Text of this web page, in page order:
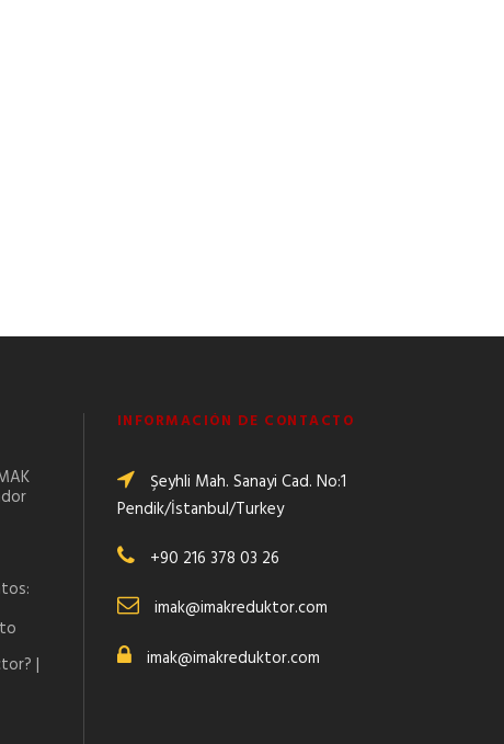
|
INFORMACIÓN DE CONTACTO
Şeyhli Mah. Sanayi Cad. No:1
Pendik/İstanbul/Turkey
+90 216 378 03 26
imak@imakreduktor.com
imak@imakreduktor.com